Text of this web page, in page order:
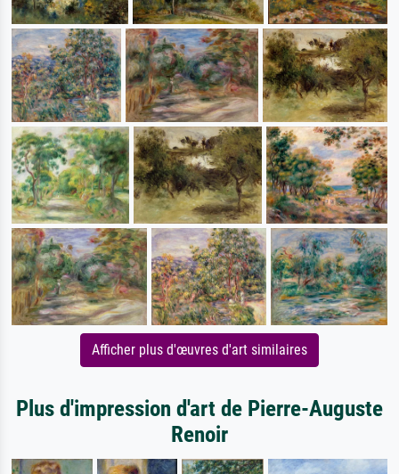
Afficher plus d'œuvres d'art similaires
Plus d'impression d'art de Pierre-Auguste
Renoir